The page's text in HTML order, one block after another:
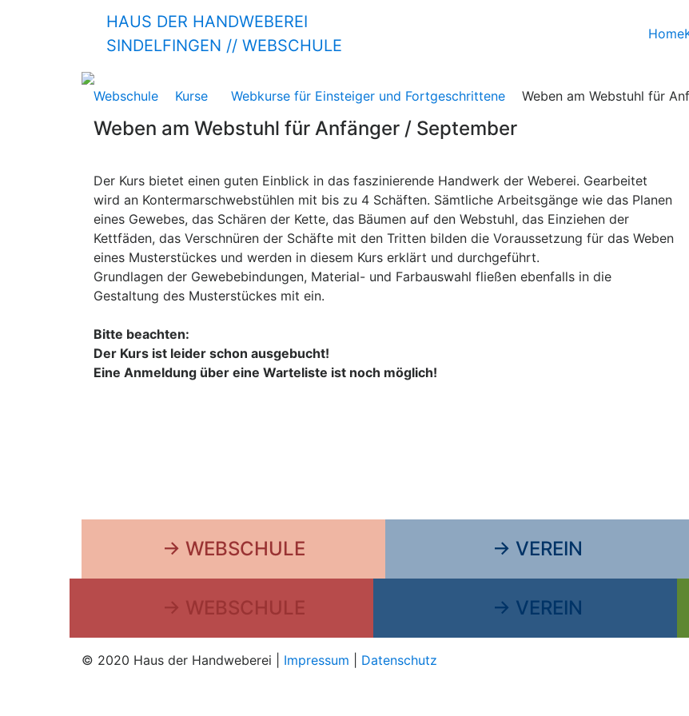
HAUS DER HANDWEBEREI
SINDELFINGEN // WEBSCHULE
Home
Webschule Kurse Webkurse für Einsteiger und Fortgeschrittene Weben am Webstuhl für
Weben am Webstuhl für Anfänger / September
Der Kurs bietet einen guten Einblick in das faszinierende Handwerk der Weberei. Gearbeitet
wird an Kontermarschwebstühlen mit bis zu 4 Schäften. Sämtliche Arbeitsgänge wie das Planen
eines Gewebes, das Schären der Kette, das Bäumen auf den Webstuhl, das Einziehen der
Kettfäden, das Verschnüren der Schäfte mit den Tritten bilden die Voraussetzung für das Weben
eines Musterstückes und werden in diesem Kurs erklärt und durchgeführt.
Grundlagen der Gewebebindungen, Material- und Farbauswahl fließen ebenfalls in die
Gestaltung des Musterstückes mit ein.
Bitte beachten:
Der Kurs ist leider schon ausgebucht!
Eine Anmeldung über eine Warteliste ist noch möglich!
→ WEBSCHULE
→ WEBSCHULE
→ VEREIN
→ VEREIN
© 2020 Haus der Handweberei | Impressum Datenschutz